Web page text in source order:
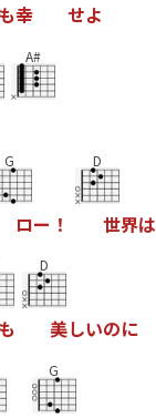
幸 せよ
A#
G
ロー ！
D
世界は
も
D
美しいのに
G